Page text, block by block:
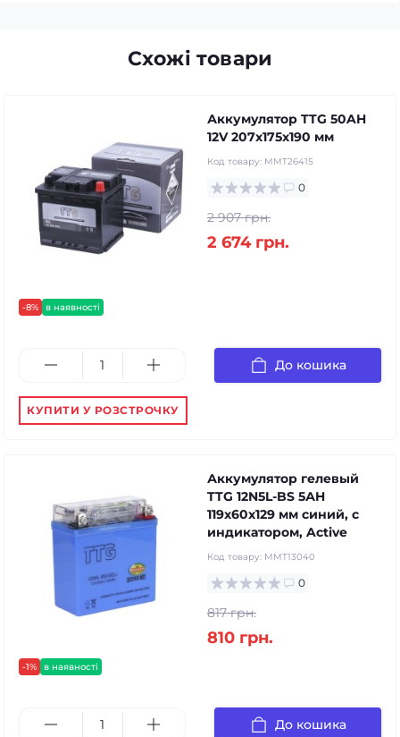
Схожі товари
-8% в наявності
Аккумулятор TTG 50AH
12V 207х175х190 мм
Код товару: MMT26415
0
2 907 грн.
2 674 грн.
До кошика
КУПИТИ У РОЗСТРОЧКУ
-1% в наявності
Аккумулятор гелевый
TTG 12N5L-BS 5АH
119х60х129 мм синий, с
индикатором, Active
Код товару: MMT13040
0
817 грн.
810 грн.
До кошика